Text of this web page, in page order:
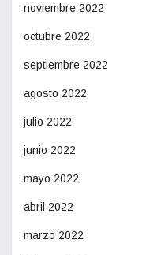
noviembre 2022
octubre 2022
septiembre 2022
agosto 2022
julio 2022
junio 2022
mayo 2022
abril 2022
marzo 2022